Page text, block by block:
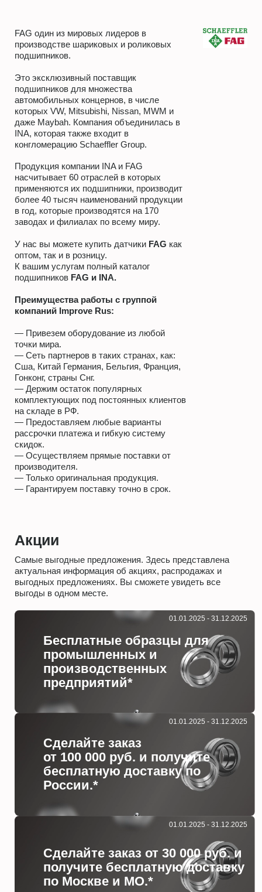
FAG один из мировых лидеров в
производстве шариковых и роликовых
подшипников.
Это эксклюзивный поставщик
подшипников для множества
автомобильных концернов, в числе
которых VW, Mitsubishi, Nissan, MWM и
даже Maybah. Компания объединилась в
INA, которая также входит в
конгломерацию Schaeffler Group.
Продукция компании INA и FAG
насчитывает 60 отраслей в которых
применяются их подшипники, производит
более 40 тысяч наименований продукции
в год, которые производятся на 170
заводах и филиалах по всему миру.
У нас вы можете купить датчики FAG как
оптом, так и в розницу.
К вашим услугам полный каталог
подшипников FAG и INA.
Преимущества работы с группой
компаний Improve Rus:
— Привезем оборудование из любой
точки мира.
— Сеть партнеров в таких странах, как:
Сша, Китай Германия, Бельгия, Франция,
Гонконг, страны Снг.
— Держим остаток популярных
комплектующих под постоянных клиентов
на складе в РФ.
— Предоставляем любые варианты
рассрочки платежа и гибкую систему
скидок.
— Осуществляем прямые поставки от
производителя.
— Только оригинальная продукция.
— Гарантируем поставку точно в срок.
Акции
Самые выгодные предложения. Здесь представлена
актуальная информация об акциях, распродажах и
выгодных предложениях. Вы сможете увидеть все
выгоды в одном месте.
Бесплатные образцы для
промышленных и
производственных
предприятий*
01.01.2025 - 31.12.2025
Сделайте заказ
от 100 000 руб. и получите
бесплатную доставку по
России.*
01.01.2025 - 31.12.2025
Сделайте заказ от 30 000 руб. и
получите бесплатную доставку
по Москве и МО.*
01.01.2025 - 31.12.2025